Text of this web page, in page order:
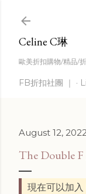
Celine C琳
歐美折扣購物/精品/
FB折扣社團 ｜
August 12,
The Double
現在可以加入